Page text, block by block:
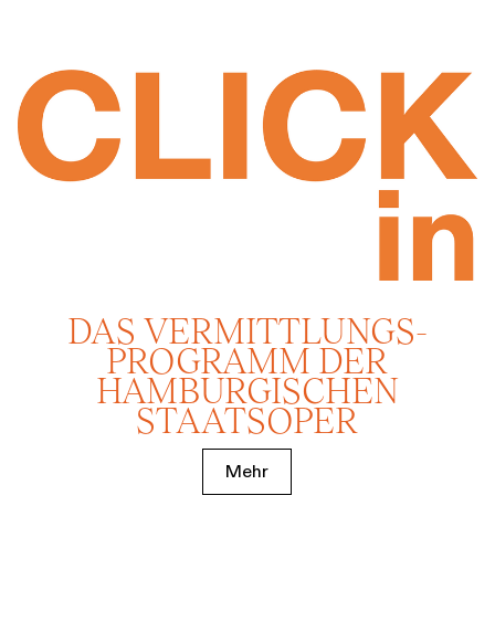
DAS VERMITTLUNGS­
PROGRAMM DER
HAMBURGISCHEN
STAATSOPER
Mehr